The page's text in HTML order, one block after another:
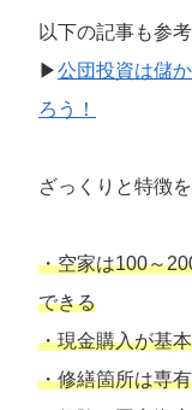
以下の記事も参
▶公団投資は儲
ろう！
ざっくりと特徴
・空家は100～
できる
・現金購入が基
・修繕箇所は専